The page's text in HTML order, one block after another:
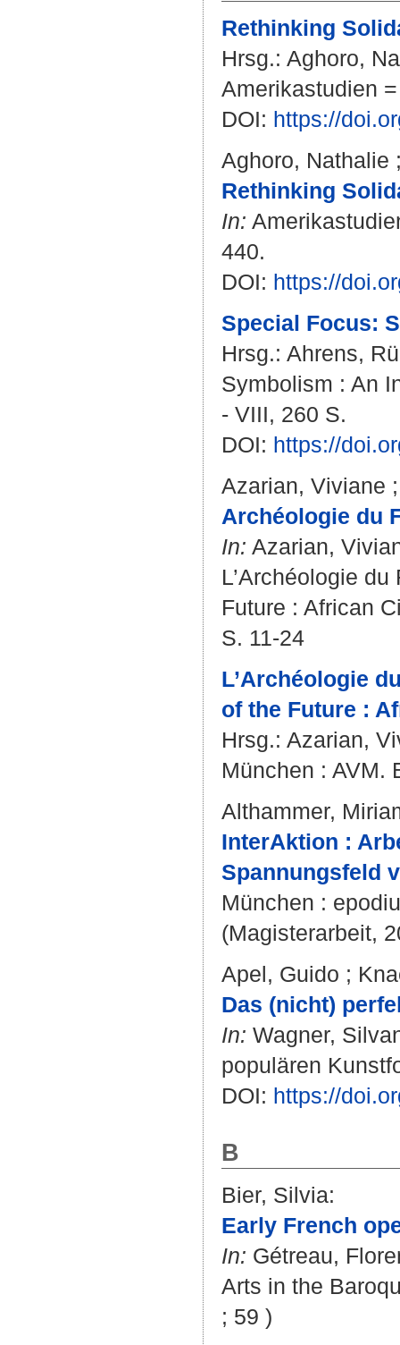
Rethinking
Hrsg.: Aghoro,
Amerikastudien
DOI: https://
Aghoro, Nathalie
Rethinking
In:
440.
DOI: https://
Special Focus:
Hrsg.: Ahrens,
Symbolism : An
- VIII, 260 S.
DOI: https://
Azarian, Viviane
Archéologie du
In: Azarian,
L’Archéologie
Future : African
S. 11-24
L’Archéologie
of the Future :
Hrsg.: Azarian,
München : AVM.
Althammer,
InterAktion :
Spannungsfeld
München :
(Magisterarbeit,
Apel, Guido ;
Das (nicht)
In: Wagner,
populären
DOI: https://
B
Bier, Silvia:
Early French
In: Gétreau,
Arts in the
; 59 )